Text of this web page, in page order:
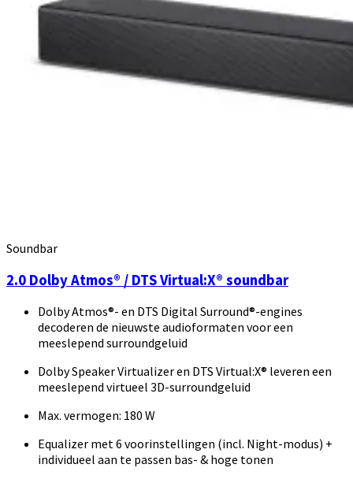
Soundbar
2.0 Dolby Atmos® / DTS Virtual:X® soundbar
Dolby Atmos®- en DTS Digital Surround®-engines
decoderen de nieuwste audioformaten voor een
meeslepend surroundgeluid
Dolby Speaker Virtualizer en DTS Virtual:X® leveren een
meeslepend virtueel 3D-surroundgeluid
Max. vermogen: 180 W
Equalizer met 6 voorinstellingen (incl. Night-modus) +
individueel aan te passen bas- & hoge tonen